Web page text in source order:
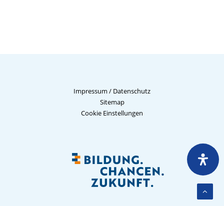
Impressum / Datenschutz
Sitemap
Cookie Einstellungen